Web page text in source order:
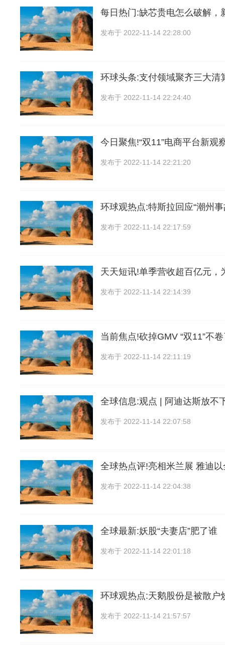
每日热门:缺芯贵电怎么破解，
发布于 2022-11-14 22:28:00
环球头条:支付领域聚齐三大清
发布于 2022-11-14 22:24:40
今日聚焦!“双11”电商平台新观
发布于 2022-11-14 22:21:20
环球观热点:特斯拉回应“潮州事
发布于 2022-11-14 22:17:59
天天短讯!单季营收超百亿元，
发布于 2022-11-14 22:14:39
当前焦点!砍掉GMV “双11”不
发布于 2022-11-14 22:11:19
全球信息:观点 | 阿迪达斯放不
发布于 2022-11-14 22:07:58
全球热点评!亮相米兰展 雅迪
发布于 2022-11-14 22:04:38
全球最新:妖股“夫妻店”肥了谁
发布于 2022-11-14 22:01:18
环球观热点:天鹅股份是被散户
发布于 2022-11-14 21:57:57